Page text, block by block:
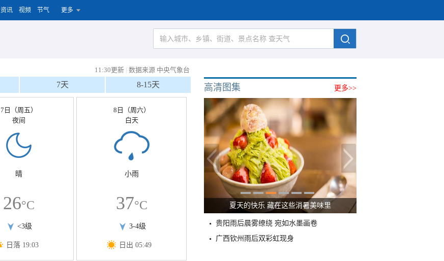
资讯 视频 节气 更多
11:30更新 | 数据来源 中央气象台
7天 8-15天
7日（周五）
夜间
晴
26°C
<3级
日落 19:03
8日（周六）
白天
小雨
37°C
3-4级
日出 05:49
更多>>
高清图集
夏天的快乐 藏在这些消暑美味里
贵阳雨后晨雾缭绕 宛如水墨画卷
广西钦州雨后双彩虹现身